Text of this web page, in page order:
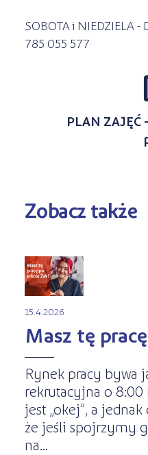
SOBOTA i NIEDZIELA -
785 055 577
PLAN ZAJĘĆ
Zobacz także
15.4.2026
Masz tę
Rynek pracy bywa
rekrutacyjna o 8:00
jest „okej”, a
że jeśli spojrzymy
na...